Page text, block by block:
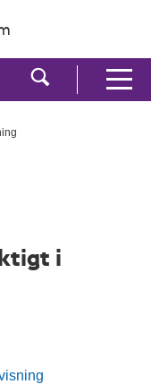
Visa
Visa
i